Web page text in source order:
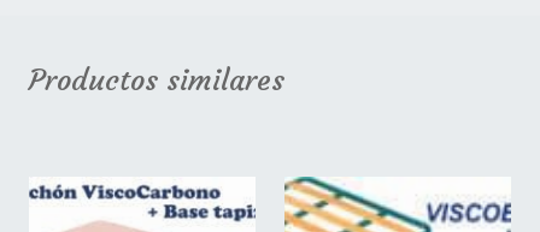
Productos similares